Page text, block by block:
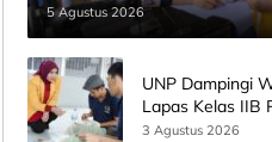
5 Agustus 2026
UNP Dampingi
Lapas Kelas IIB
Kembangkan
3 Agustus 2026